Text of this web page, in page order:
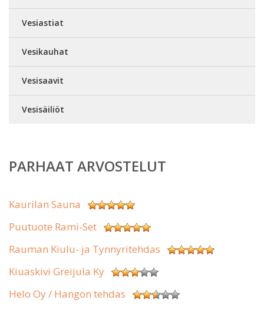
Vesiastiat
Vesikauhat
Vesisaavit
Vesisäiliöt
PARHAAT ARVOSTELUT
Kaurilan Sauna
Puutuote Rami-Set
Rauman Kiulu- ja Tynnyritehdas
Kiuaskivi Greijula Ky
Helo Oy / Hangon tehdas